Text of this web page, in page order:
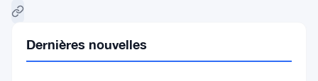
Dernières nouvelles